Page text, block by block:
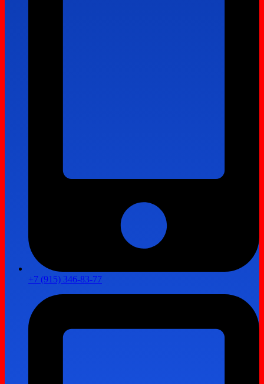
+7 (915) 346-83-77